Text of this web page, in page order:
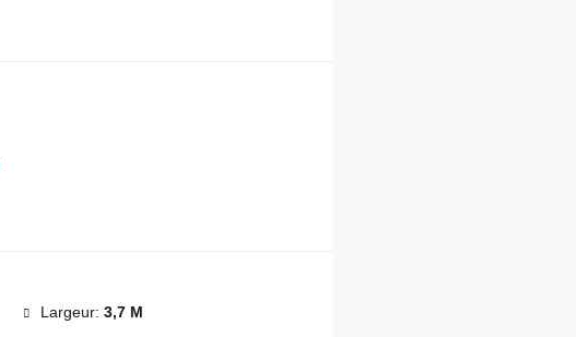
Largeur: 3,7 M